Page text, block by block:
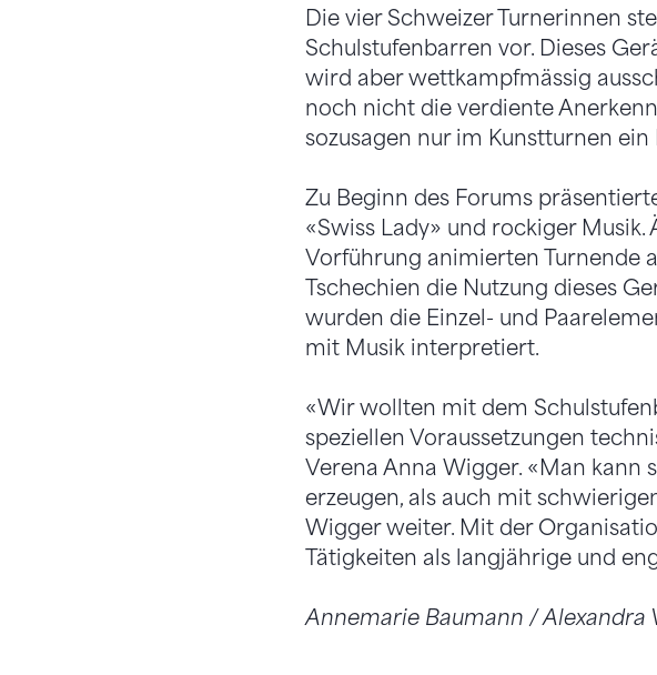
Die vier Schweizer Turnerinnen
Schulstufenbarren vor. Dieses
wird aber wettkampfmässig
noch nicht die verdiente
sozusagen nur im Kunstturnen ein
Zu Beginn des Forums
«Swiss Lady» und rockiger
Vorführung animierten Turnende
Tschechien die Nutzung dieses
wurden die Einzel- und
mit Musik interpretiert.
«Wir wollten mit dem
speziellen Voraussetzungen
Verena Anna Wigger. «Man
erzeugen, als auch mit
Wigger weiter. Mit der
Tätigkeiten als langjährige und
Annemarie Baumann / Alexandra